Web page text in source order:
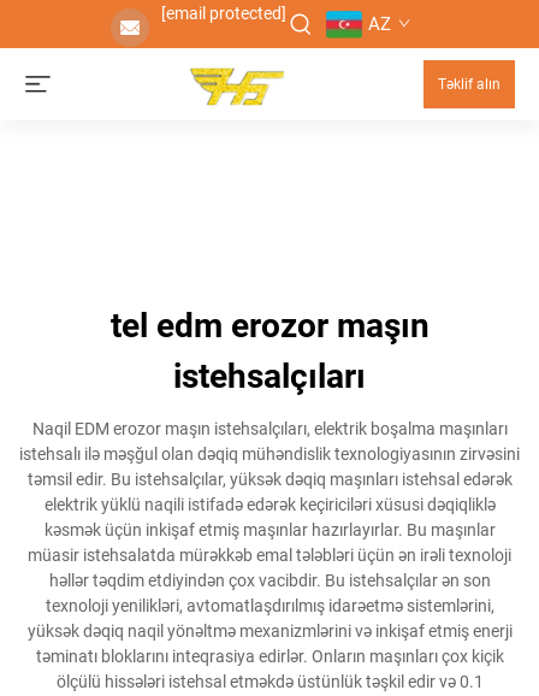
[email protected] AZ
Təklif alın
tel edm erozor maşın
istehsalçıları
Naqil EDM erozor maşın istehsalçıları, elektrik boşalma maşınları
istehsalı ilə məşğul olan dəqiq mühəndislik texnologiyasının zirvəsini
təmsil edir. Bu istehsalçılar, yüksək dəqiq maşınları istehsal edərək
elektrik yüklü naqili istifadə edərək keçiriciləri xüsusi dəqiqliklə
kəsmək üçün inkişaf etmiş maşınlar hazırlayırlar. Bu maşınlar
müasir istehsalatda mürəkkəb emal tələbləri üçün ən irəli texnoloji
həllər təqdim etdiyindən çox vacibdir. Bu istehsalçılar ən son
texnoloji yenilikləri, avtomatlaşdırılmış idarəetmə sistemlərini,
yüksək dəqiq naqil yönəltmə mexanizmlərini və inkişaf etmiş enerji
təminatı bloklarını inteqrasiya edirlər. Onların maşınları çox kiçik
ölçülü hissələri istehsal etməkdə üstünlük təşkil edir və 0.1